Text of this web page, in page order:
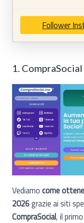
Follower
1. CompraSocial
Vediamocome
2026grazie ai siti
CompraSocial, il